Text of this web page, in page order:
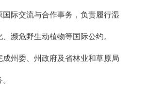
国际交流与合作事务，负责履行湿
濒危野生动植物等国际公约。
州委、州政府及省林业和草原局